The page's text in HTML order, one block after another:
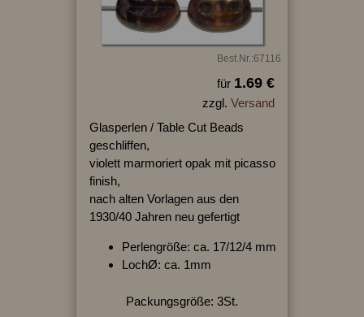
Best.Nr.:67116
für 1.69 €
zzgl. Versand
Glasperlen / Table Cut Beads
geschliffen,
violett marmoriert opak mit picasso
finish,
nach alten Vorlagen aus den
1930/40 Jahren neu gefertigt
Perlengröße: ca. 17/12/4 mm
LochØ: ca. 1mm
Packungsgröße: 3St.